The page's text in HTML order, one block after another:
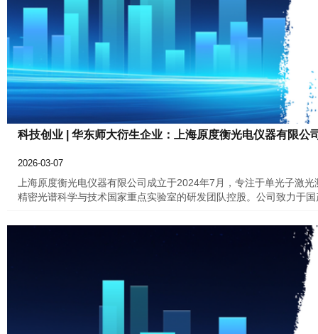
科技创业 | 华东师大衍生企业：上海原度衡光电仪器有限公
2026-03-07
上海原度衡光电仪器有限公司成立于2024年7月，专注于单光子激
精密光谱科学与技术国家重点实验室的研发团队控股。公司致力于
个领域。